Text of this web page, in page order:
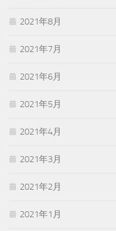
2021年8月
2021年7月
2021年6月
2021年5月
2021年4月
2021年3月
2021年2月
2021年1月